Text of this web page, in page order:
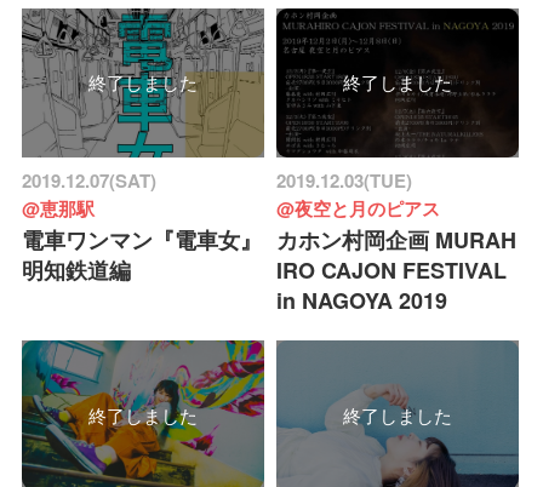
終了しました
2019.12.07(SAT)
@恵那駅
電車ワンマン『電車女』
明知鉄道編
終了しました
2019.12.03(TUE)
@夜空と月のピアス
カホン村岡企画 MURAH
IRO CAJON FESTIVAL
in NAGOYA 2019
終了しました 終了しました